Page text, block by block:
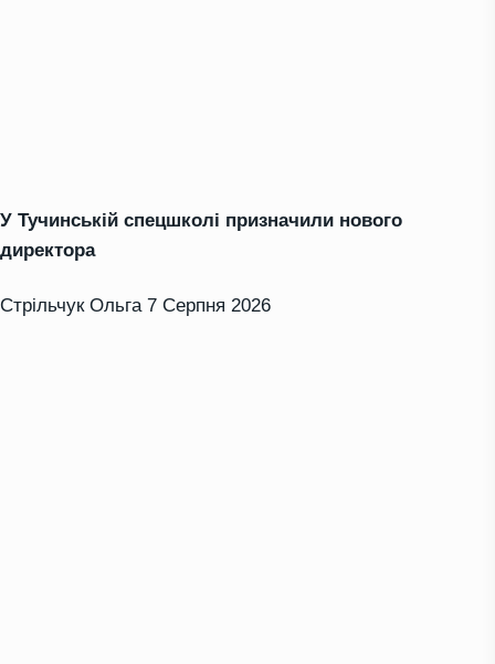
У Тучинській спецшколі призначили нового
директора
Стрільчук Ольга 7 Серпня 2026